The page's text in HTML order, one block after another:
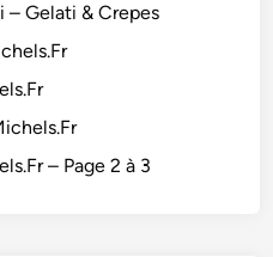
– Gelati & Crepes
– Page 2 à 3